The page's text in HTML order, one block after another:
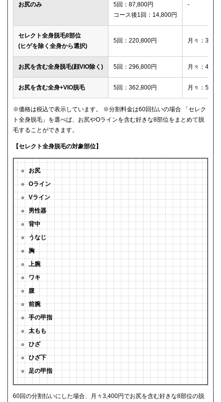
お尻のみ
5回：87,800円
コース後1回：14,800円
-
セレクト全身脱毛8部位
(ヒゲを除く全身から選択)
5回：220,800円 月々：
お尻を含む全身脱毛(顔VIO除く) 5回：296,800円 月々：
お尻を含む全身+VIO脱毛 5回：362,800円 月々：
※価格は税込で表示しています。 ※分割料金は60回払いの場合 「セレク
ト全身脱毛」を選べば、お尻やOラインを含む好きな8部位をまとめて脱
毛することができます。
【セレクト全身脱毛の対象部位】
お尻
Oライン
Vライン
男性器
背中
うなじ
胸
上腕
ワキ
腹
前腕
手の甲指
太もも
ひざ
ひざ下
足の甲指
60回の分割払いにした場合、月々3,400円でお尻を含む好きな8部位の脱